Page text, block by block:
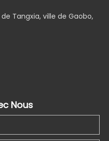
Tangxia, ville de Gaobo,
Nous